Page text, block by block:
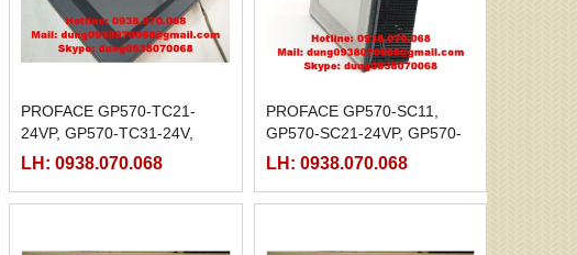
PROFACE GP570-TC21-
24VP, GP570-TC31-24V,
GP570-TV11, GP571-TC11
LH: 0938.070.068
PROFACE GP570-SC11,
GP570-SC21-24VP, GP570-
SC31-24V, GP570-TC11
LH: 0938.070.068